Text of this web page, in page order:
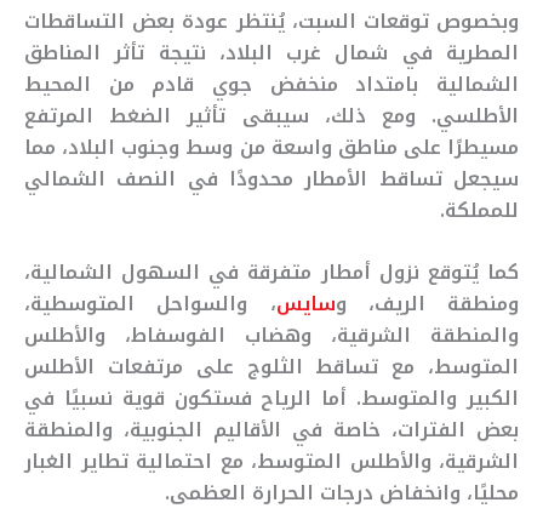
وبخصوص توقعات السبت، يُنتظر عودة بعض التساقطات
المطرية في شمال غرب البلاد، نتيجة تأثر المناطق
الشمالية بامتداد منخفض جوي قادم من المحيط
الأطلسي. ومع ذلك، سيبقى تأثير الضغط المرتفع
مسيطرًا على مناطق واسعة من وسط وجنوب البلاد، مما
سيجعل تساقط الأمطار محدودًا في النصف الشمالي
للمملكة.
كما يُتوقع نزول أمطار متفرقة في السهول الشمالية،
ومنطقة الريف، وسايس، والسواحل المتوسطية،
والمنطقة الشرقية، وهضاب الفوسفاط، والأطلس
المتوسط، مع تساقط الثلوج على مرتفعات الأطلس
الكبير والمتوسط. أما الرياح فستكون قوية نسبيًا في
بعض الفترات، خاصة في الأقاليم الجنوبية، والمنطقة
الشرقية، والأطلس المتوسط، مع احتمالية تطاير الغبار
محليًا، وانخفاض درجات الحرارة العظمى.